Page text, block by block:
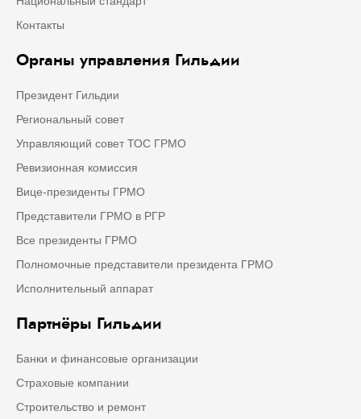
Контакты
Органы управления Гильдии
Президент Гильдии
Региональный совет
Управляющий совет ТОС ГРМО
Ревизионная комиссия
Вице-президенты ГРМО
Представители ГРМО в РГР
Все президенты ГРМО
Полномочные представители президента ГРМО
Исполнительный аппарат
Партнёры Гильдии
Банки и финансовые организации
Страховые компании
Строительство и ремонт